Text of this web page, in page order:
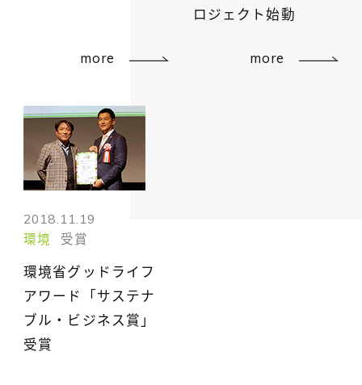
more
ロジェクト始動
more
2018.11.19
環境
受賞
環境省グッドライフ
アワード「サステナ
ブル・ビジネス賞」
受賞